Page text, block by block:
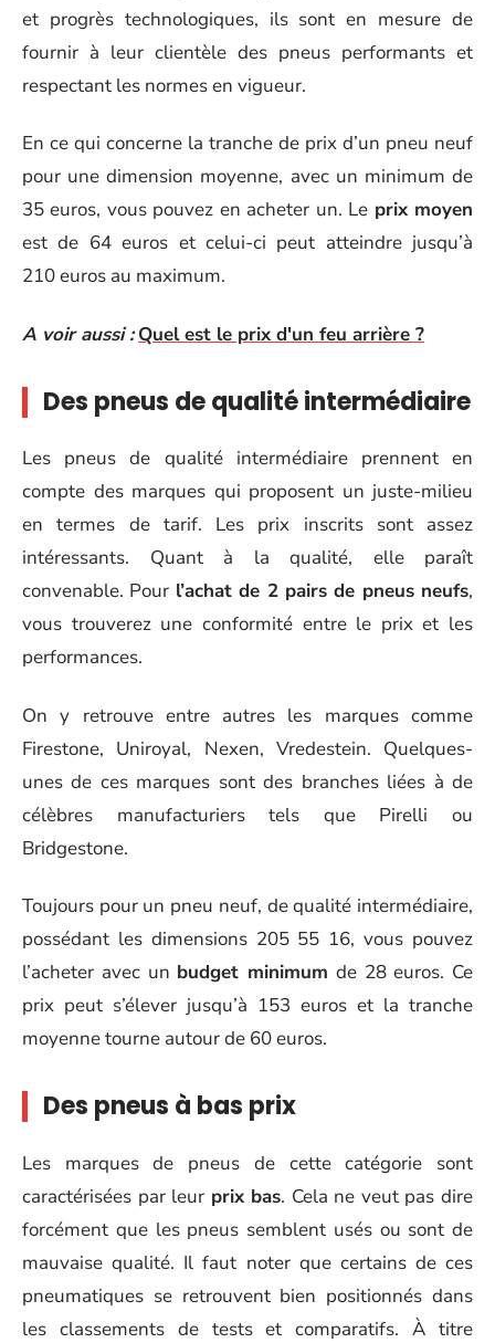
et progrès technologiques, ils sont en mesure de
fournir à leur clientèle des pneus performants et
respectant les normes en vigueur.
En ce qui concerne la tranche de prix d’un pneu neuf
pour une dimension moyenne, avec un minimum de
35 euros, vous pouvez en acheter un. Le prix moyen
est de 64 euros et celui-ci peut atteindre jusqu’à
210 euros au maximum.
A voir aussi : Quel est le prix d'un feu arrière ?
Des pneus de qualité intermédiaire
Les pneus de qualité intermédiaire prennent en
compte des marques qui proposent un juste-milieu
en termes de tarif. Les prix inscrits sont assez
intéressants. Quant à la qualité, elle paraît
convenable. Pour l’achat de 2 pairs de pneus neufs,
vous trouverez une conformité entre le prix et les
performances.
On y retrouve entre autres les marques comme
Firestone, Uniroyal, Nexen, Vredestein. Quelques-
unes de ces marques sont des branches liées à de
célèbres manufacturiers tels que Pirelli ou
Bridgestone.
Toujours pour un pneu neuf, de qualité intermédiaire,
possédant les dimensions 205 55 16, vous pouvez
l’acheter avec un budget minimum de 28 euros. Ce
prix peut s’élever jusqu’à 153 euros et la tranche
moyenne tourne autour de 60 euros.
Des pneus à bas prix
Les marques de pneus de cette catégorie sont
caractérisées par leur prix bas. Cela ne veut pas dire
forcément que les pneus semblent usés ou sont de
mauvaise qualité. Il faut noter que certains de ces
pneumatiques se retrouvent bien positionnés dans
les classements de tests et comparatifs. À titre